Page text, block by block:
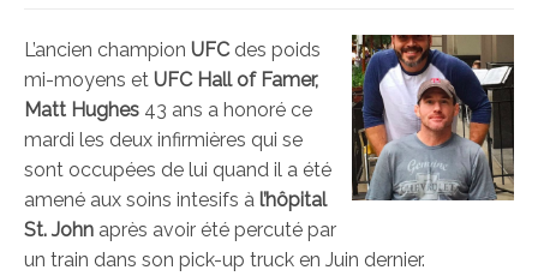
L’ancien champion UFC des poids
mi-moyens et UFC Hall of Famer,
Matt Hughes 43 ans a honoré ce
mardi les deux infirmières qui se
sont occupées de lui quand il a été
amené aux soins intesifs à l’hôpital
St. John après avoir été percuté par
un train dans son pick-up truck en Juin dernier.